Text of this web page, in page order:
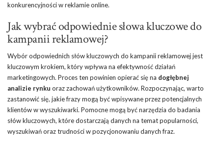
konkurencyjności w reklamie online.
Jak wybrać odpowiednie słowa kluczowe do
kampanii reklamowej?
Wybór odpowiednich słów kluczowych do kampanii reklamowej jest
kluczowym krokiem, który wpływa na efektywność działań
marketingowych. Proces ten powinien opierać się na dogłębnej
analizie rynku oraz zachowań użytkowników. Rozpoczynając, warto
zastanowić się, jakie frazy mogą być wpisywane przez potencjalnych
klientów w wyszukiwarki. Pomocne mogą być narzędzia do badania
słów kluczowych, które dostarczają danych na temat popularności,
wyszukiwań oraz trudności w pozycjonowaniu danych fraz.